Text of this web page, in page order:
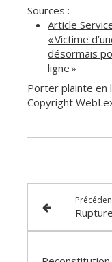
Sources :
Article
« Victime
désormais
ligne »
Porter plainte en
Copyright